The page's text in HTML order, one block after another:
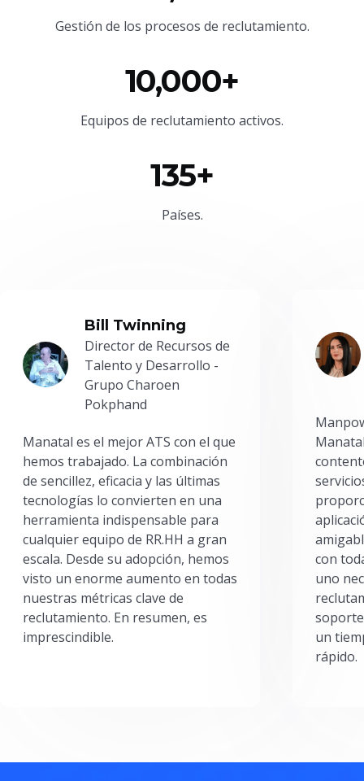
Gestión de los procesos de reclutamiento.
10,000+
Equipos de reclutamiento activos.
135+
Países.
Bill Twinning
Director de Recursos de
Talento y Desarrollo -
Grupo Charoen
Pokphand
Manatal es el mejor ATS con el que
hemos trabajado. La combinación
de sencillez, eficacia y las últimas
tecnologías lo convierten en una
herramienta indispensable para
cualquier equipo de RR.HH a gran
escala. Desde su adopción, hemos
visto un enorme aumento en todas
nuestras métricas clave de
reclutamiento. En resumen, es
imprescindible.
con
uno
un
rápido.